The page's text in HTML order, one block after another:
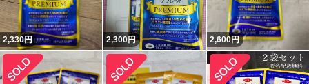
2,330円 2,300円 2,600円